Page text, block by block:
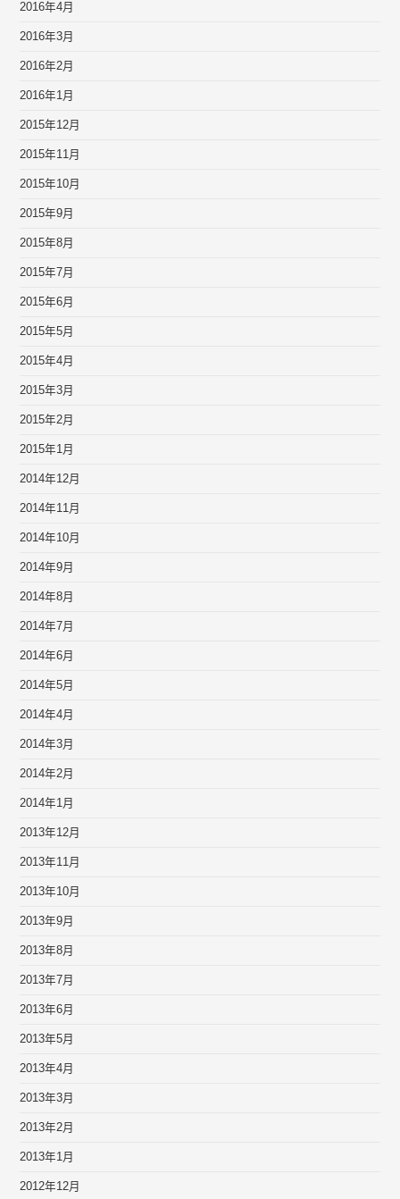
2016年4月
2016年3月
2016年2月
2016年1月
2015年12月
2015年11月
2015年10月
2015年9月
2015年8月
2015年7月
2015年6月
2015年5月
2015年4月
2015年3月
2015年2月
2015年1月
2014年12月
2014年11月
2014年10月
2014年9月
2014年8月
2014年7月
2014年6月
2014年5月
2014年4月
2014年3月
2014年2月
2014年1月
2013年12月
2013年11月
2013年10月
2013年9月
2013年8月
2013年7月
2013年6月
2013年5月
2013年4月
2013年3月
2013年2月
2013年1月
2012年12月